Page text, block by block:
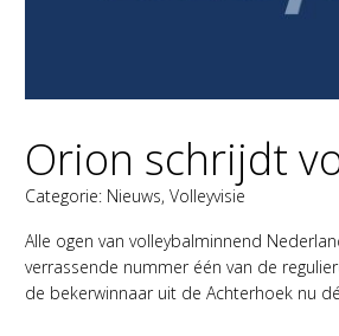
Orion schrijdt
Categorie: Nieuws,Volleyvisie
Alle ogen van volleybalminnend
verrassende nummer één van de
de bekerwinnaar uit de Achterhoek nu